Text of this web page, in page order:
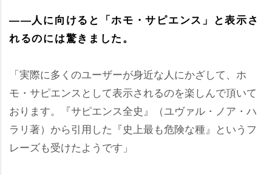
――人に向けると「ホモ・サピエンス」と表示さ
れるのには驚きました。
「実際に多くのユーザーが身近な人にかざして、ホ
モ・サピエンスとして表示されるのを楽しんで頂いて
おります。『サピエンス全史』（ユヴァル・ノア・ハ
ラリ著）から引用した『史上最も危険な種』というフ
レーズも受けたようです」